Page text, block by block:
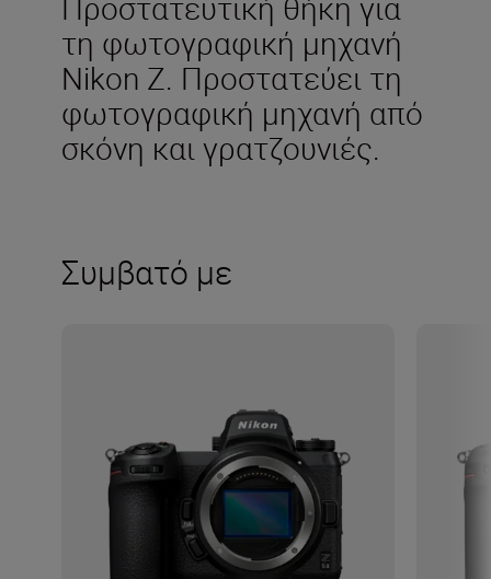
τη φωτογραφική μηχανή
Nikon Z. Προστατεύει τη
φωτογραφική μηχανή από
σκόνη και γρατζουνιές.
Συμβατό με